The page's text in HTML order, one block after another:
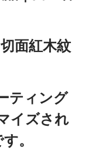
面紅木紋
ティング
イズされ
。